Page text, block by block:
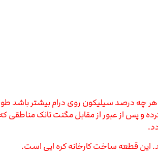
هر چه درصد سیلیکون روی درام بیشتر باشد طول
و پس از عبور از مقابل مگنت تانک مناطقی
این قطعه ساخت کارخانه کره ایی است.